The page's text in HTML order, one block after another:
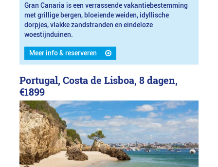
Gran Canaria is een verrassende vakantiebestemming
met grillige bergen, bloeiende weiden, idyllische
dorpjes, vlakke zandstranden en eindeloze
woestijnduinen.
Meer info & reserveren
Portugal, Costa de Lisboa, 8 dagen,
€1899